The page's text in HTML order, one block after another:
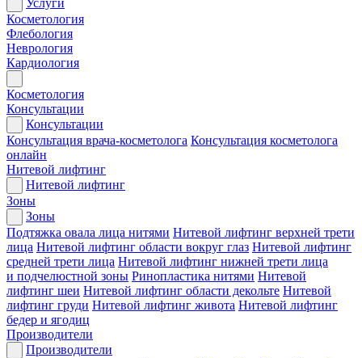
Услуги
Косметология
Флебология
Неврология
Кардиология
Косметология
Консультации
Консультации
Консультация врача-косметолога Консультация косметолога
онлайн
Нитевой лифтинг
Нитевой лифтинг
Зоны
Зоны
Подтяжка овала лица нитями Нитевой лифтинг верхней трети
лица Нитевой лифтинг области вокруг глаз Нитевой лифтинг
средней трети лица Нитевой лифтинг нижней трети лица
и подчелюстной зоны Ринопластика нитями Нитевой
лифтинг шеи Нитевой лифтинг области декольте Нитевой
лифтинг груди Нитевой лифтинг живота Нитевой лифтинг
бедер и ягодиц
Производители
Производители